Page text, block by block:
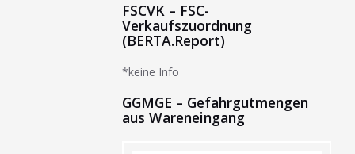
FSCVK – FSC-
Verkaufszuordnung
(BERTA.Report)
*keine Info
GGMGE – Gefahrgutmengen
aus Wareneingang